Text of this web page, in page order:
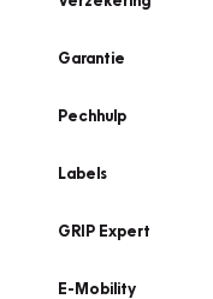
Garantie
Pechhulp
Labels
GRIP Expert
E-Mobility